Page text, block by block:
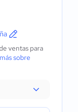
ventas para
sobre